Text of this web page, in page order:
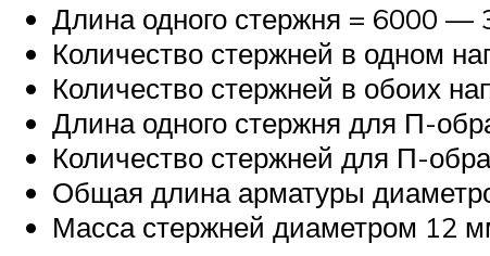
Длина одного стержня = 6000 —
Количество стержней в одном
Количество стержней в обоих
Длина одного стержня для П-
Количество стержней для П-
Общая длина арматуры
Масса стержней диаметром 12